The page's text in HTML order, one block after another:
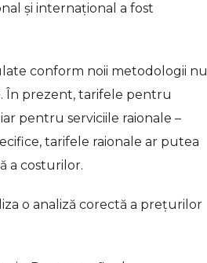
și internațional a fost
conform noii metodologii nu
În prezent, tarifele pentru
pentru serviciile raionale –
tarifele raionale ar putea
a costurilor.
o analiză corectă a prețurilor